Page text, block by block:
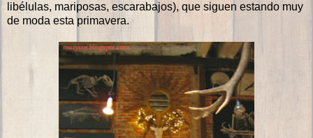
libélulas, mariposas, escarabajos), que siguen estando muy
de moda esta primavera.